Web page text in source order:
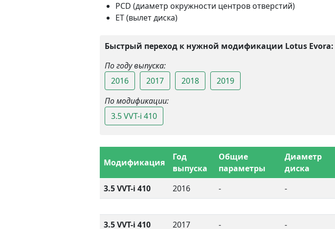
PCD (диаметр окружности центров отверстий)
ET (вылет диска)
Быстрый переход к нужной модификации Lotus Evora:
По году выпуска:
2016
2017 2018
2019
По модификации:
3.5 VVT-i 410
Модификация
Год
выпуска
Общие
параметры
Диаметр
диска
3.5 VVT-i 410 2016 - -
3.5 VVT-i 410 2017 - -